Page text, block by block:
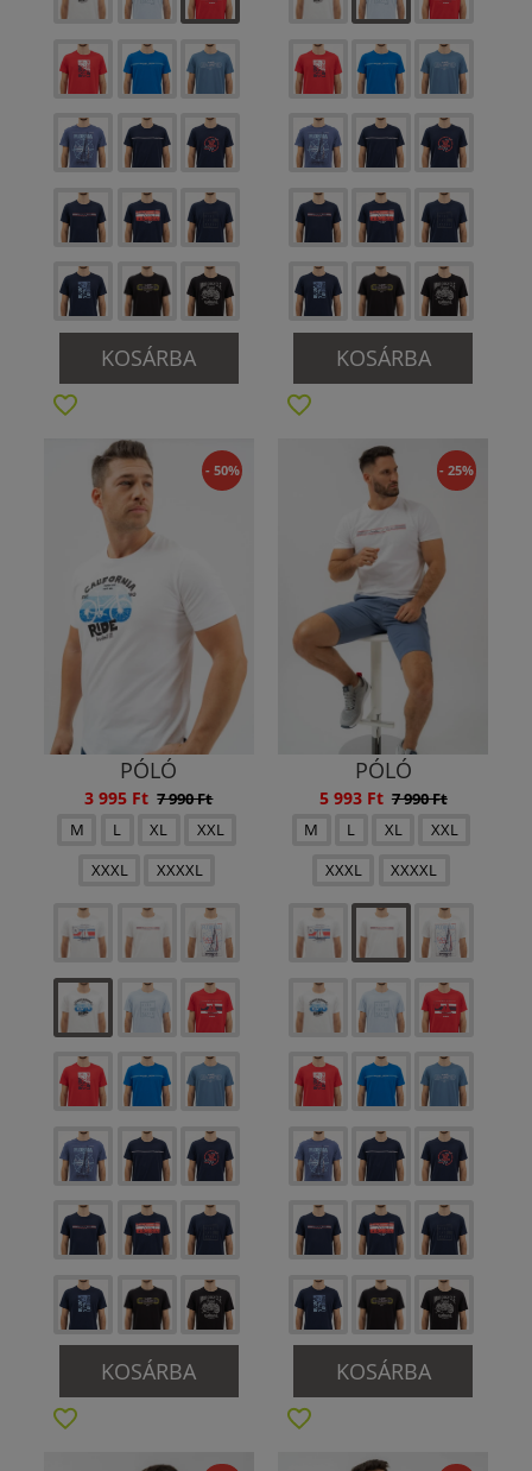
KOSÁRBA KOSÁRBA
- 50%
PÓLÓ
3 995 Ft 7 990 Ft
M
L XL
XXL
XXXL
XXXXL
KOSÁRBA
- 25%
PÓLÓ
5 993 Ft 7 990 Ft
M
L XL
XXL
XXXL
XXXXL
KOSÁRBA